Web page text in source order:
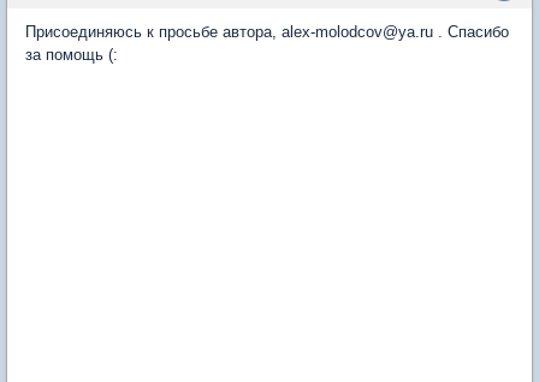
Присоединяюсь к просьбе автора, alex-molodcov@ya.ru . Спасибо
за помощь (: